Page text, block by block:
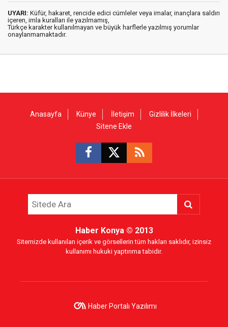
UYARI: Küfür, hakaret, rencide edici cümleler veya imalar, inançlara saldırı
içeren, imla kuralları ile yazılmamış,
Türkçe karakter kullanılmayan ve büyük harflerle yazılmış yorumlar
onaylanmamaktadır.
Anasayfa Künye İletişim
Gizlilik İlkeleri
Sitene Ekle
Haber Konya© 2013
Sitemizde kullanılan içerik ve görsellerin tüm hakları saklıdır, izinsiz
kullanımı hukuki yaptırıma tabidir.
Haber Portalı Yazılımı